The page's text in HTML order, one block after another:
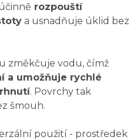
rozpouští
a usnadňuje úklid bez
změkčuje vodu, čímž
a umožňuje rychlé
. Povrchy tak
šmouh.
použití - prostředek